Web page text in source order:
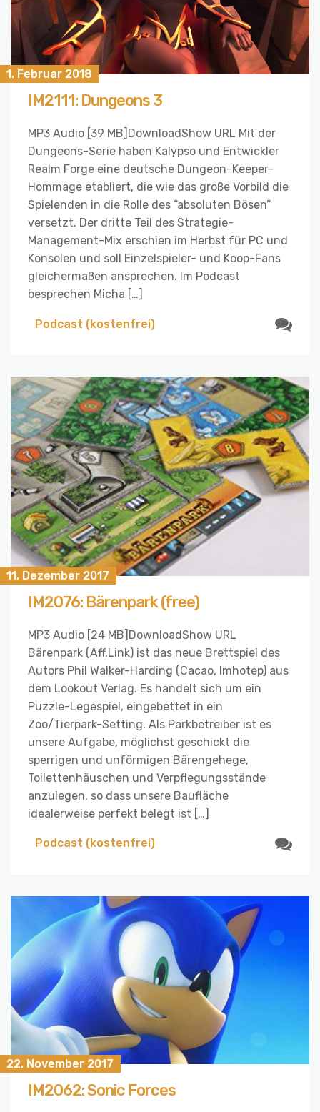
1. Februar 2018
IM2111: Dungeons 3
MP3 Audio [39 MB]DownloadShow URL Mit der
Dungeons-Serie haben Kalypso und Entwickler
Realm Forge eine deutsche Dungeon-Keeper-
Hommage etabliert, die wie das große Vorbild die
Spielenden in die Rolle des “absoluten Bösen”
versetzt. Der dritte Teil des Strategie-
Management-Mix erschien im Herbst für PC und
Konsolen und soll Einzelspieler- und Koop-Fans
gleichermaßen ansprechen. Im Podcast
besprechen Micha […]
Podcast (kostenfrei)
11. Dezember 2017
IM2076: Bärenpark (free)
MP3 Audio [24 MB]DownloadShow URL
Bärenpark (Aff.Link) ist das neue Brettspiel des
Autors Phil Walker-Harding (Cacao, Imhotep) aus
dem Lookout Verlag. Es handelt sich um ein
Puzzle-Legespiel, eingebettet in ein
Zoo/Tierpark-Setting. Als Parkbetreiber ist es
unsere Aufgabe, möglichst geschickt die
sperrigen und unförmigen Bärengehege,
Toilettenhäuschen und Verpflegungsstände
anzulegen, so dass unsere Baufläche
idealerweise perfekt belegt ist […]
Podcast (kostenfrei)
22. November 2017
IM2062: Sonic Forces